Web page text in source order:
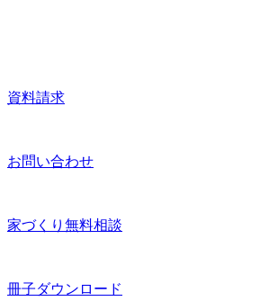
資料請求
お問い合わせ
家づくり無料相談
冊子ダウンロード